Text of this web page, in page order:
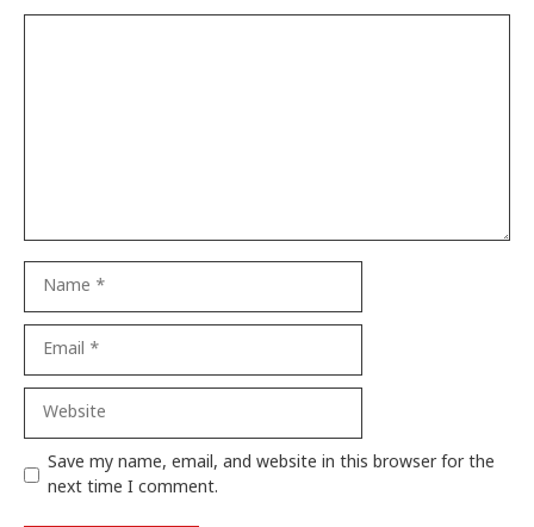
Website
Save my name, email, and website in this browser for the
next time I comment.